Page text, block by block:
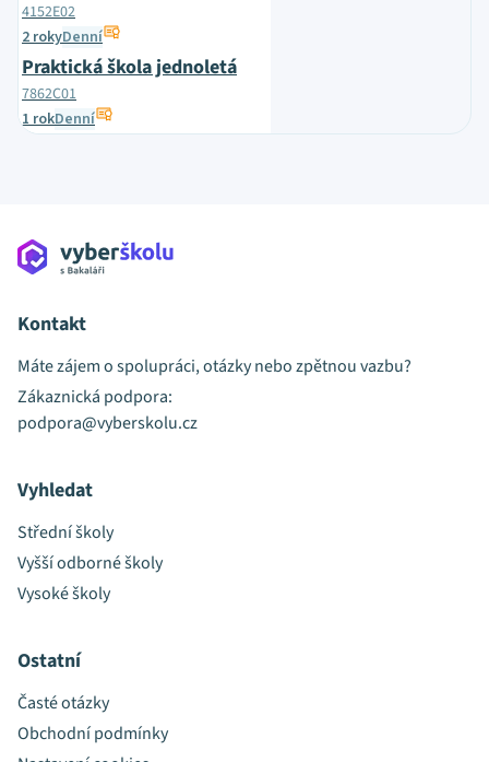
4152E02
2 rokyDenní
Praktická škola jednoletá
7862C01
1 rokDenní
Kontakt
Máte zájem o spolupráci, otázky nebo zpětnou vazbu?
Zákaznická podpora:
podpora@vyberskolu.cz
Vyhledat
Střední školy
Vyšší odborné školy
Vysoké školy
Ostatní
Časté otázky
Obchodní podmínky